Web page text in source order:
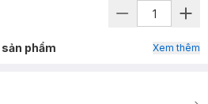
phẩm Xem thêm